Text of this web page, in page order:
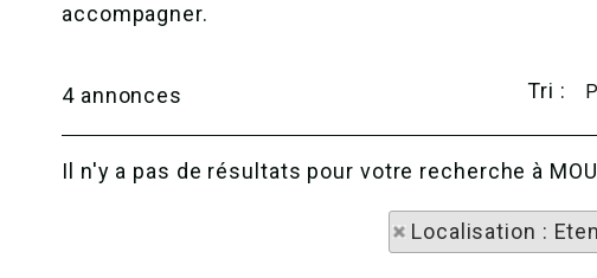
accompagner.
4annonces Tri :
Il n'y a pas de résultats pour votre recherche à
Localisation :